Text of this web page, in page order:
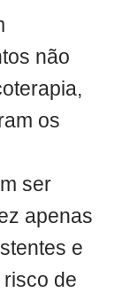
não
os
ser
apenas
e
de